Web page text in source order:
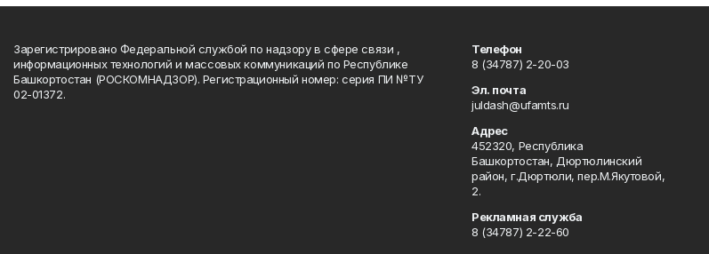
Зарегистрировано Федеральной службой по надзору в сфере связи ,
информационных технологий и массовых коммуникаций по Республике
Башкортостан (РОСКОМНАДЗОР). Регистрационный номер: серия ПИ №ТУ
02-01372.
Телефон
8 (34787) 2-20-03
Эл. почта
juldash@ufamts.ru
Адрес
452320, Республика
Башкортостан, Дюртюлинский
район, г.Дюртюли, пер.М.Якутовой,
2.
Рекламная служба
8 (34787) 2-22-60